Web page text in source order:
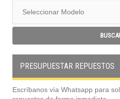
PRESUPUESTAR REPUESTOS
Escríbanos vía Whatsapp para